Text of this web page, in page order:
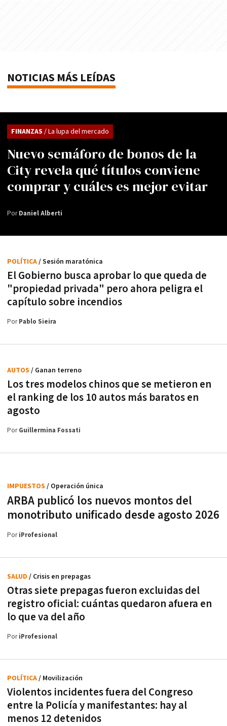
NOTICIAS MÁS LEÍDAS
Nuevo semáforo de bonos de la
City revela qué títulos conviene
comprar y cuáles es mejor evitar
FINANZAS / La lupa del mercado
PorDaniel Alberti
El Gobierno busca aprobar lo que queda de
"propiedad privada" pero ahora peligra el
capítulo sobre incendios
POLÍTICA/ Sesión maratónica
PorPablo Sieira
Los tres modelos chinos que se metieron en
el ranking de los 10 autos más baratos en
agosto
AUTOS / Ganan terreno
PorGuillermina Fossati
ARBA publicó los nuevos montos del
monotributo unificado desde agosto 2026
IMPUESTOS / Operación única
PoriProfesional
Otras siete prepagas fueron excluidas del
registro oficial: cuántas quedaron afuera en
lo que va del año
SALUD / Crisis en prepagas
PoriProfesional
Violentos incidentes fuera del Congreso
entre la Policía y manifestantes: hay al
menos 12 detenidos
POLÍTICA/ Movilización